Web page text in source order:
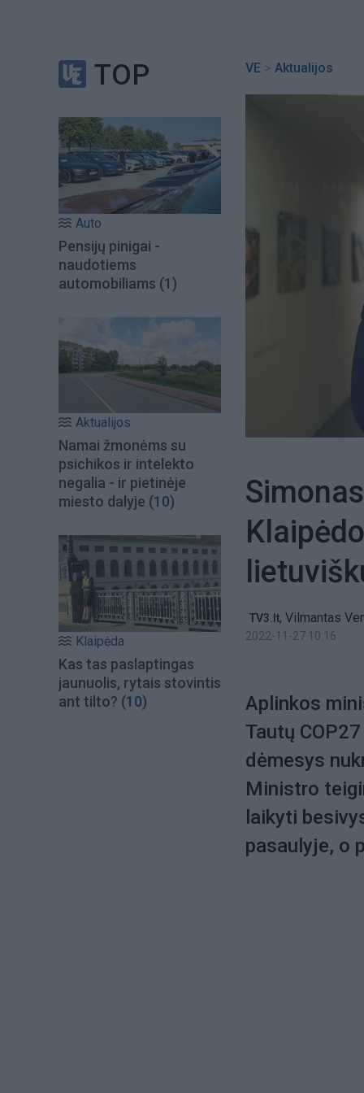
TOP
Auto
Pensijų pinigai -
naudotiems
automobiliams (1)
Aktualijos
Namai žmonėms su
psichikos ir intelekto
negalia - ir pietinėje
miesto dalyje (10)
Klaipėda
Kas tas paslaptingas
jaunuolis, rytais stovintis
ant tilto? (10)
VE > Aktualijos
TV3.lt, Vilmantas
2022-11-27 10:16
Aplinkos
Tautų
dėmesys
Ministro
laikyti
pasaulyje, o